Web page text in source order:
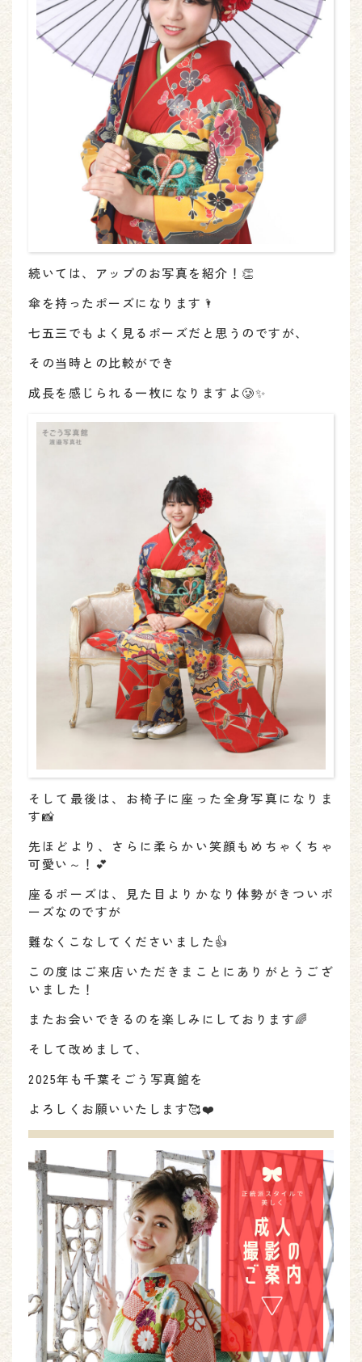
続いては、アップのお写真を紹介！👏
傘を持ったポーズになります🌂
七五三でもよく見るポーズだと思うのですが、
その当時との比較ができ
成長を感じられる一枚になりますよ🥲✨
そして最後は、お椅子に座った全身写真になりま
す📸
先ほどより、さらに柔らかい笑顔もめちゃくちゃ
可愛い～！💕
座るポーズは、見た目よりかなり体勢がきついポ
ーズなのですが
難なくこなしてくださいました👍
この度はご来店いただきまことにありがとうござ
いました！
またお会いできるのを楽しみにしております🌈
そして改めまして、
2025年も千葉そごう写真館を
よろしくお願いいたします🥰❤️